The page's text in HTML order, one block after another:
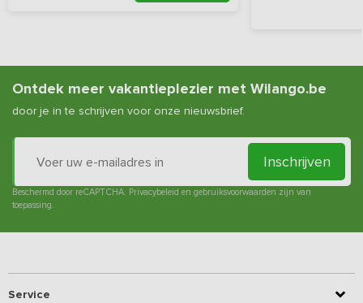
Ontdek meer vakantieplezier met Wilango.be
door je in te schrijven voor onze nieuwsbrief.
Inschrijven
Beschermd door reCAPTCHA. Privacybeleid en gebruiksvoorwaarden zijn van
toepassing.
Service